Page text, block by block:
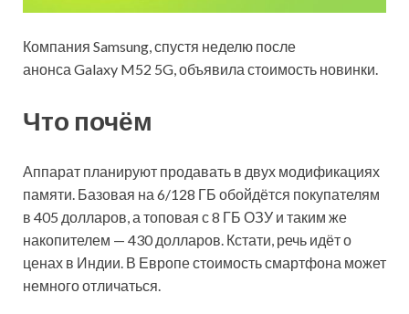
Компания Samsung, спустя неделю после
анонса Galaxy M52 5G, объявила стоимость новинки.
Что почём
Аппарат планируют продавать в двух модификациях
памяти. Базовая на 6/128 ГБ обойдётся покупателям
в 405 долларов, а топовая с 8 ГБ ОЗУ и таким же
накопителем — 430 долларов. Кстати, речь идёт о
ценах в Индии. В Европе стоимость смартфона может
немного отличаться.